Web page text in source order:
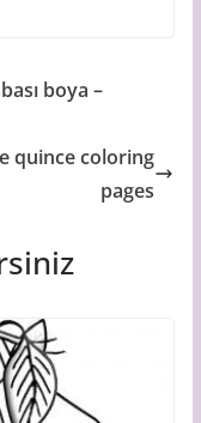
boya –
quince coloring
pages